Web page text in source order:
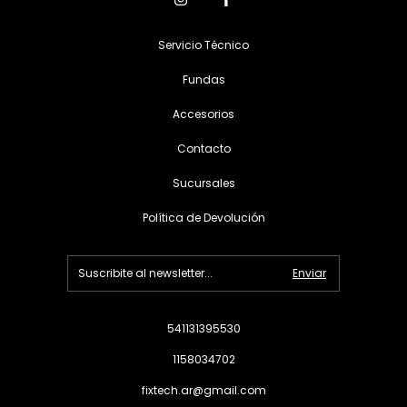
Servicio Técnico
Fundas
Accesorios
Contacto
Sucursales
Política de Devolución
541131395530
1158034702
fixtech.ar@gmail.com